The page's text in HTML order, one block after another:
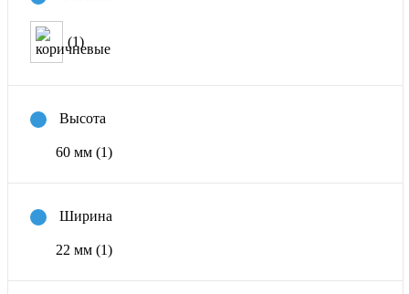
(1)
Высота
60 мм (1)
Ширина
22 мм (1)